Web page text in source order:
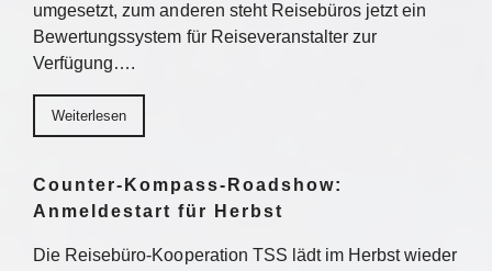
umgesetzt, zum anderen steht Reisebüros jetzt ein
Bewertungssystem für Reiseveranstalter zur
Verfügung….
Weiterlesen
Counter-Kompass-Roadshow:
Anmeldestart für Herbst
Die Reisebüro-Kooperation TSS lädt im Herbst wieder